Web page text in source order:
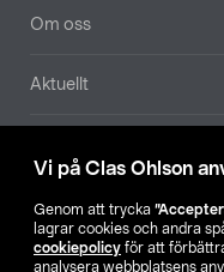
Vi på Clas Ohlson
Genom att trycka
lagrar cookies och andra
cookiepolicy för att
analysera webbplatsens
Om oss
Aktuellt